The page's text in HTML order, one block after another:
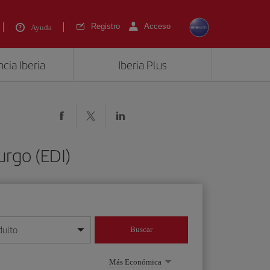
Ayuda Registro Acceso
Iberia Iberia Plus
(EDI)
mes/año
Buscar
Más Económica